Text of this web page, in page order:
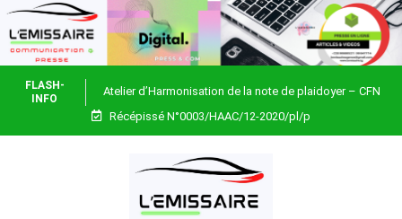
FLASH-
INFO
Atelier d’Harmonisation de la note de plaidoyer – CFN
Togo
Récépissé N°0003/HAAC/12-2020/pl/p